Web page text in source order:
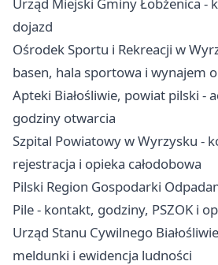
dojazd
Ośrodek Sportu i Rekreacji w
basen, hala sportowa i wynajem
Apteki Białośliwie, powiat pilski -
godziny otwarcia
Szpital Powiatowy w Wyrzysku -
rejestracja i opieka całodobowa
Pilski Region Gospodarki
Pile - kontakt, godziny, PSZOK i
Urząd Stanu Cywilnego
meldunki i ewidencja ludności